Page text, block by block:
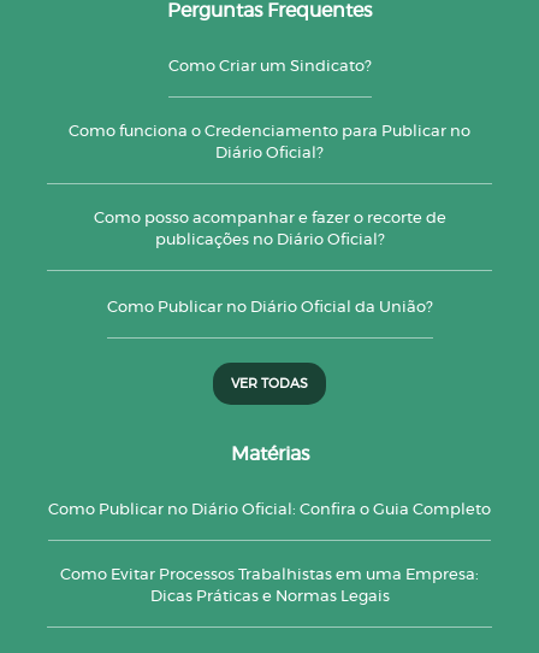
Perguntas Frequentes
Como Criar um Sindicato?
Como funciona o Credenciamento para Publicar no
Diário Oficial?
Como posso acompanhar e fazer o recorte de
publicações no Diário Oficial?
Como Publicar no Diário Oficial da União?
VER TODAS
Matérias
Como Publicar no Diário Oficial: Confira o Guia Completo
Como Evitar Processos Trabalhistas em uma Empresa:
Dicas Práticas e Normas Legais